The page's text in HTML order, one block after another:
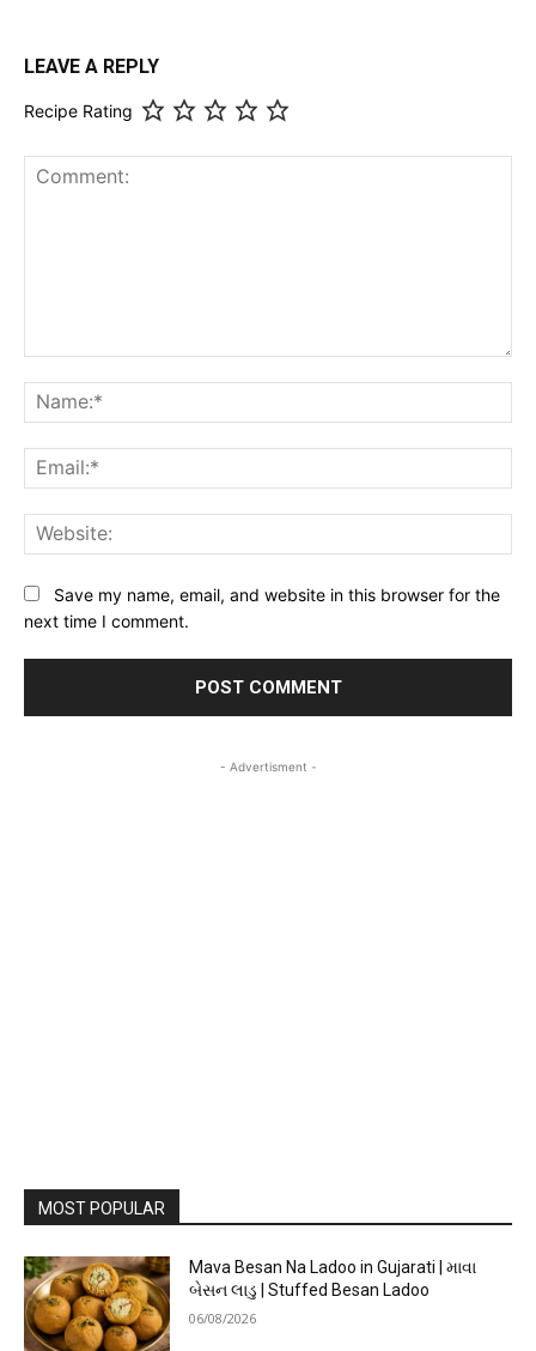
LEAVE A REPLY
Recipe Rating
Save my name, email, and website in this browser for the
next time I comment.
- Advertisment -
MOST POPULAR
Mava Besan Na Ladoo in Gujarati | માવા
બેસન લાડુ | Stuffed Besan Ladoo
06/08/2026